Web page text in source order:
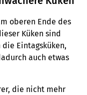
oberen Ende des
Küken sind
Eintagsküken,
auch etwas
die nicht mehr